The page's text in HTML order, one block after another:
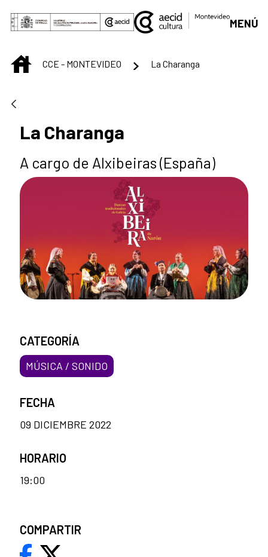
Saltar al contenido principal
MENÚ
INICIOCCE - MONTEVIDEO La Charanga
La Charanga
A cargo de Alxibeiras (España)
CATEGORÍA
MÚSICA / SONIDO
FECHA
09 DICIEMBRE 2022
HORARIO
19:00
COMPARTIR